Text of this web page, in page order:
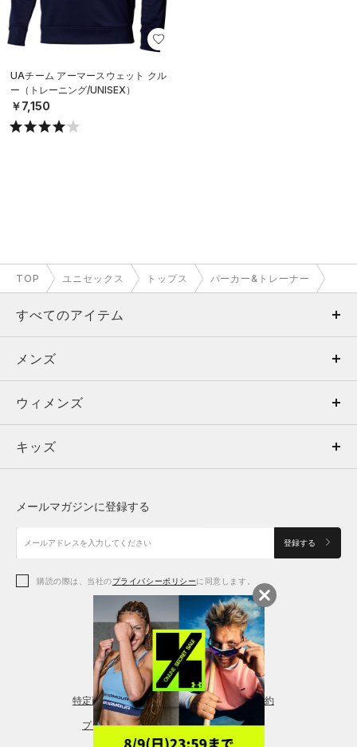
UAチーム アーマースウェット クル
ー（トレーニング/UNISEX）
￥7,150
TOP ユニセックス トップス パーカー&トレーナー
すべてのアイテム
メンズ
ウィメンズ
キッズ
アクセサリー
メンズ
トップス
ボトムス
アクセサリー
ウィメンズ
トップス
シューズ
アクセサリー
レギンス＆タイツ
キッズ
シューズ
メールマガジンに登録する
登録する
購読の際は、当社のプライバシーポリシーに同意します。
特定商取引法に基づく通販の表記 会員規約
プライバシーポリシー